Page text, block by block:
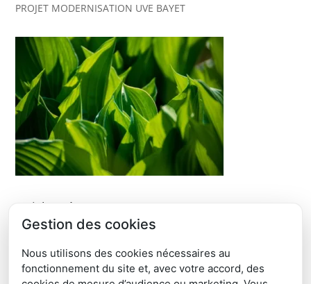
PROJET MODERNISATION UVE BAYET
Articles récents
ÉTUDE DE FAISABILITÉ DÉVELOPPEMENT ORGANISATION
JOURNÉE PORTES OUVERTES SICTOM RM – SAMEDI 6 JUIN
2026
Gestion des cookies
Nous utilisons des cookies nécessaires au
fonctionnement du site et, avec votre accord, des